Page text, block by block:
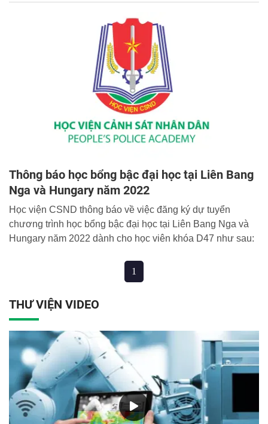
Thông báo học bổng bậc đại học tại Liên Bang
Nga và Hungary năm 2022
Học viện CSND thông báo về việc đăng ký dự tuyển
chương trình học bổng bậc đại học tại Liên Bang Nga và
Hungary năm 2022 dành cho học viên khóa D47 như sau:
1
THƯ VIỆN VIDEO